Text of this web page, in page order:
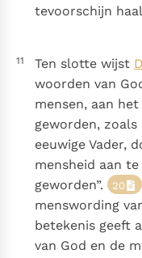
tevoorschijn
11 Ten slotte wijst
woorden van
mensen, aan
geworden,
eeuwige Vader,
mensheid aan
geworden”. 20
menswording
betekenis geeft
van God en de